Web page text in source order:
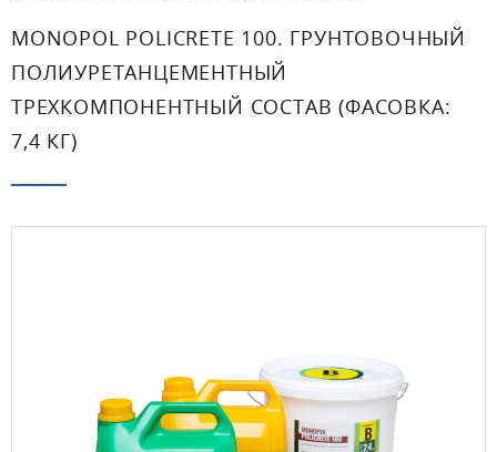
MONOPOL POLICRETE 100. ГРУНТОВОЧНЫЙ
ПОЛИУРЕТАНЦЕМЕНТНЫЙ
ТРЕХКОМПОНЕНТНЫЙ СОСТАВ (ФАСОВКА:
7,4 КГ)